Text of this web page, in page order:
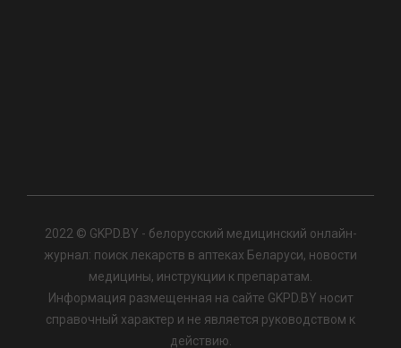
2022 © GKPD.BY - белорусский медицинский онлайн-
журнал: поиск лекарств в аптеках Беларуси, новости
медицины, инструкции к препаратам.
Информация размещенная на сайте GKPD.BY носит
справочный характер и не является руководством к
действию.